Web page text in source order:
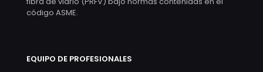
código ASME.
EQUIPO DE PROFESIONALES